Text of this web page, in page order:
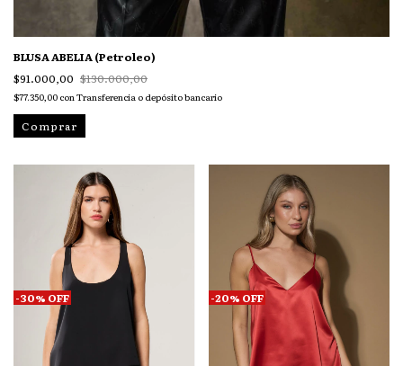
BLUSA ABELIA (Petroleo)
$91.000,00 $130.000,00
$77.350,00 con Transferencia o depósito bancario
Comprar
-30% OFF -20% OFF